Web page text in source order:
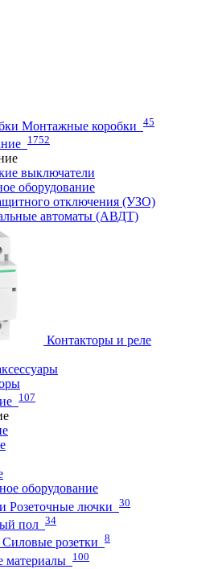
Монтажные коробки 45
1752
выключатели
оборудование
отключения (УЗО)
автоматы (АВДТ)
Контакторы и реле
107
оборудование
Розеточные лючки 30
пол 34
Силовые розетки 8
материалы 100